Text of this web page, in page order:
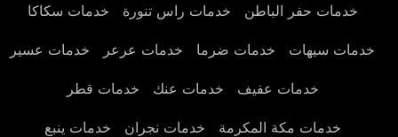
خدمات حفر الباطن خدمات راس تنورة خدمات سكاكا
خدمات سيهات خدمات ضرما خدمات عرعر خدمات عسير
خدمات عفيف خدمات عنك خدمات قطر
خدمات مكة المكرمة خدمات نجران خدمات ينبع